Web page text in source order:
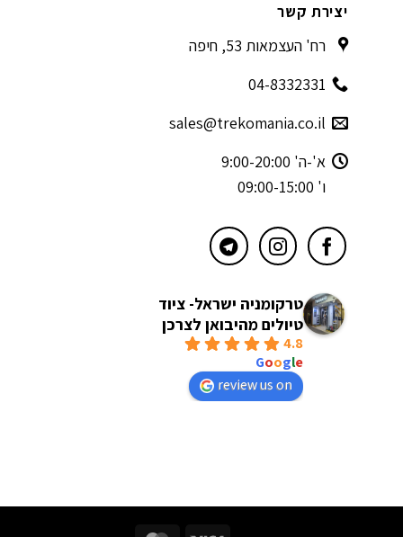
יצירת קשר
רח' העצמאות 53, חיפה
04-8332331
sales@trekomania.co.il
א'-ה' 9:00-20:00
ו' 09:00-15:00
טרקומניה ישראל- ציוד
טיולים מהיבואן לצרכן
4.8
Google
review us on